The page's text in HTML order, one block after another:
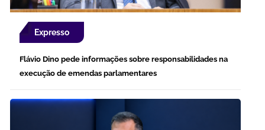
Expresso
Flávio Dino pede informações sobre responsabilidades na
execução de emendas parlamentares